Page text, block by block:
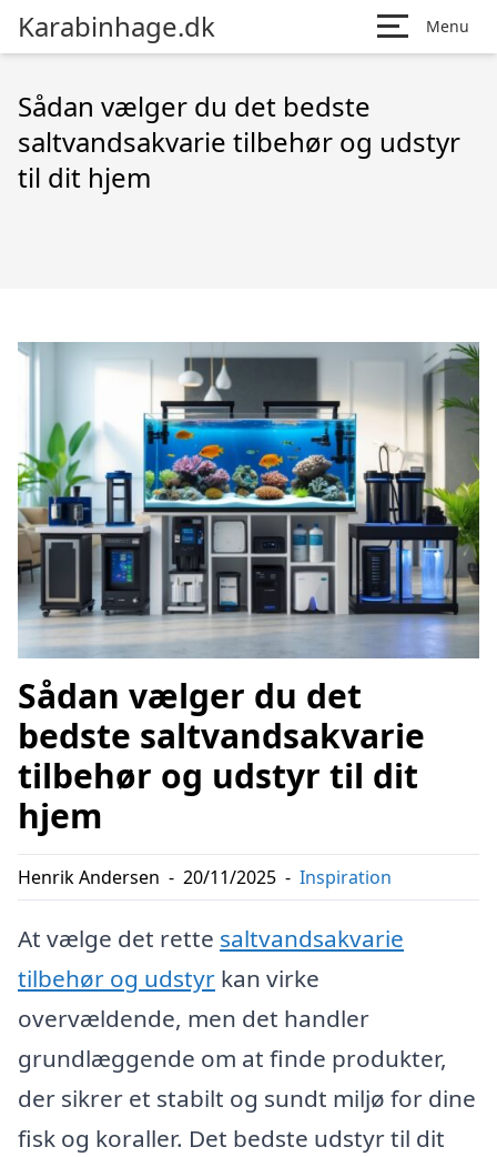
Karabinhage.dk Menu
Sådan vælger du det bedste
saltvandsakvarie tilbehør og udstyr
til dit hjem
Sådan vælger du det
bedste saltvandsakvarie
tilbehør og udstyr til dit
hjem
Henrik Andersen - 20/11/2025 - Inspiration
At vælge det rette saltvandsakvarie
tilbehør og udstyr kan virke
overvældende, men det handler
grundlæggende om at finde produkter,
der sikrer et stabilt og sundt miljø for dine
fisk og koraller. Det bedste udstyr til dit